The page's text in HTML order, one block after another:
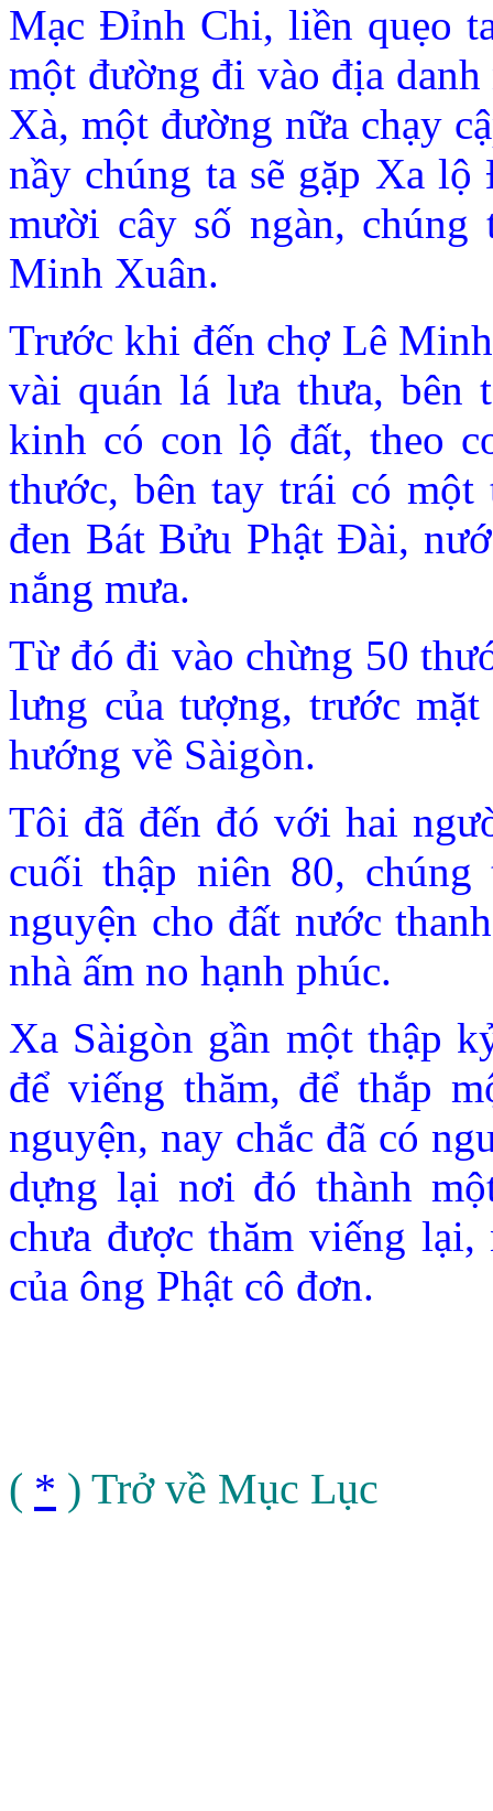
Mạc Ðỉnh Chi, liền quẹo
một đường đi vào địa
Xà, một đường nữa chạy
nầy chúng ta sẽ gặp Xa
mười cây số ngàn,
Minh Xuân.
Trước khi đến chợ Lê
vài quán lá lưa thưa, bên
kinh có con lộ đất, theo
thước, bên tay trái có một
đen Bát Bửu Phật Ðài,
nắng mưa.
Từ đó đi vào chừng 50
lưng của tượng, trước
hướng về Sàigòn.
Tôi đã đến đó với hai
cuối thập niên 80,
nguyện cho đất nước
nhà ấm no hạnh phúc.
Xa Sàigòn gần một thập
để viếng thăm, để thắp
nguyện, nay chắc đã có
dựng lại nơi đó thành
chưa được thăm viếng
của ông Phật cô đơn.
( * ) Trở về Mục Lục